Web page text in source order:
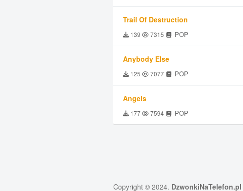
Trail Of Destruction
139 7315 POP
Anybody Else
125 7077 POP
Angels
177 7594 POP
Copyright © 2024. DzwonkiNaTelefon.pl